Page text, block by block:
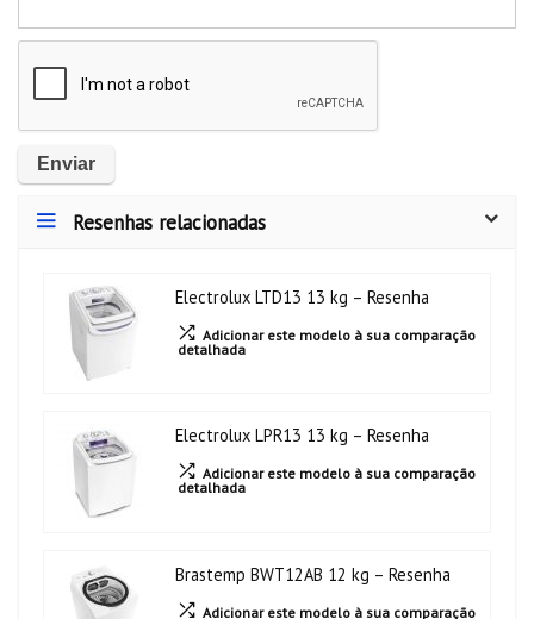
Resenhas relacionadas
Electrolux LTD13 13 kg – Resenha
Adicionar este modelo à sua comparação
detalhada
Electrolux LPR13 13 kg – Resenha
Adicionar este modelo à sua comparação
detalhada
Brastemp BWT12AB 12 kg – Resenha
Adicionar este modelo à sua comparação